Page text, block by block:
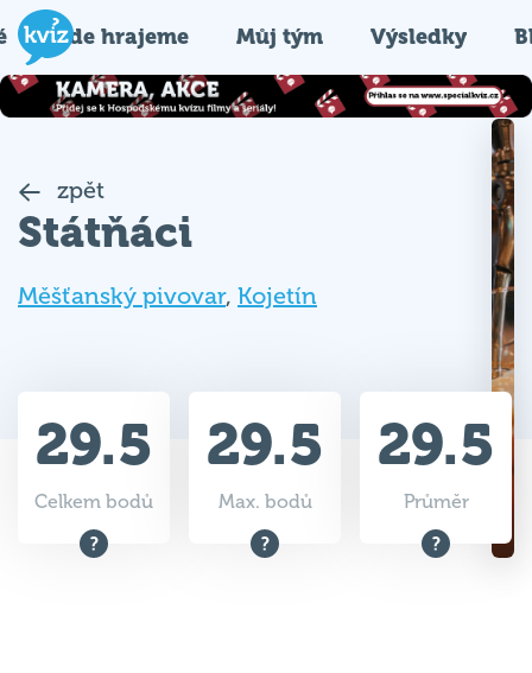
Kde hrajeme Můj tým Výsledky
zpět
Státňáci
Měšťanský pivovar, Kojetín
29.5
Celkem bodů
29.5
Max. bodů
29.5
Průměr